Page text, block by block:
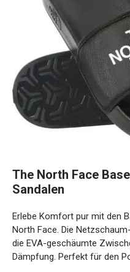
The North Face
Sandalen
Erlebe Komfort pur mit den
North Face. Die
die EVA-geschäumte
Dämpfung. Perfekt für den